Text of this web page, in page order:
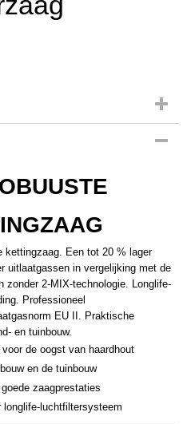
(45 cm)
kettingzaag. Een tot 20 % lager
uitlaatgassen in vergelijking met de
zonder 2-MIX-technologie. Longlife-
Professioneel
EU II. Praktische
en tuinbouw.
de oogst van haardhout
en de tuinbouw
zaagprestaties
longlife-luchtfiltersysteem